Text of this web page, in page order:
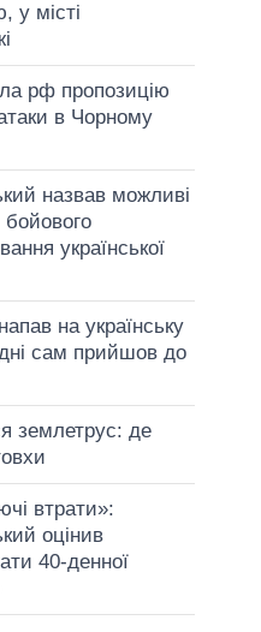
у місті
рф пропозицію
в Чорному
назвав можливі
бойового
української
на українську
сам прийшов до
землетрус: де
втрати»:
оцінив
40-денної